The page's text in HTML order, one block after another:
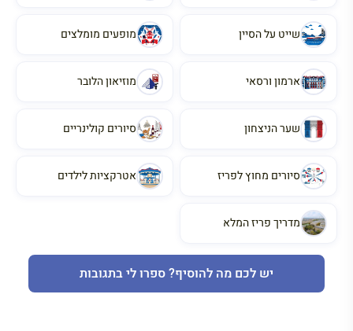
שייט על הסיין מופעים מומלצים
ארמון ורסאי מוזיאון הלובר
שער הניצחון סיורים קולינריים
סיורים מחוץ לפריז אטרקציות לילדים
מדריך פריז המלא
יש לכם מה להוסיף? ספרו לי בתגובות